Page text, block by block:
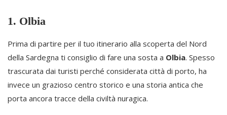
1. Olbia
Prima di partire per il tuo itinerario alla scoperta del Nord
della Sardegna ti consiglio di fare una sosta a Olbia. Spesso
trascurata dai turisti perché considerata città di porto, ha
invece un grazioso centro storico e una storia antica che
porta ancora tracce della civiltà nuragica.